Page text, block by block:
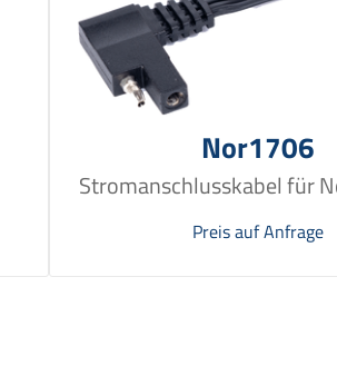
Nor1706
Stromanschlusskabel für
Preis auf Anfrage